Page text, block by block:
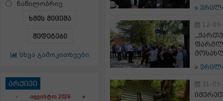
ნაწილობრივ
ხმის მიცემა
შედეგები
სხვა გამოკითხვები
არქივი
« ᲐᲒᲕᲘᲡᲢᲝ 2026 »
12-
31-